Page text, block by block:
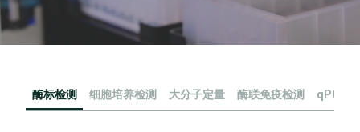
酶标检测 细胞培养检测 大分子定量 酶联免疫检测 qPCR